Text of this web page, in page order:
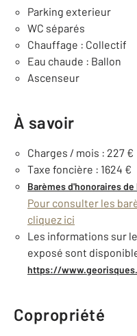
Parking exterieur
WC séparés
Chauffage : Collectif
Eau chaude : Ballon
Ascenseur
À savoir
Charges / mois : 227 €
Taxe foncière : 1624 €
Barèmes d'honoraires de
Pour consulter les
cliquez ici
Les informations sur
exposé sont
https://
Copropriété